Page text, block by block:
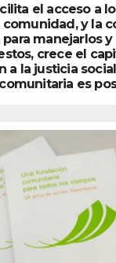
el acceso a
comunidad, y la
manejarlos y
crece el
a la justicia
es